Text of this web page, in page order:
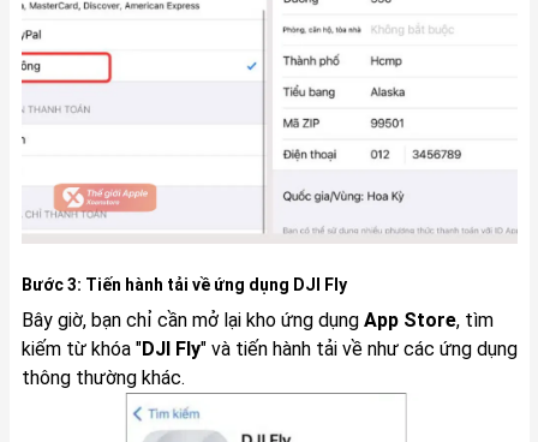
Bước 3: Tiến hành tải về ứng dụng DJI Fly
Bây giờ, bạn chỉ cần mở lại kho ứng dụng App Store, tìm
kiếm từ khóa "DJI Fly" và tiến hành tải về như các ứng dụng
thông thường khác.